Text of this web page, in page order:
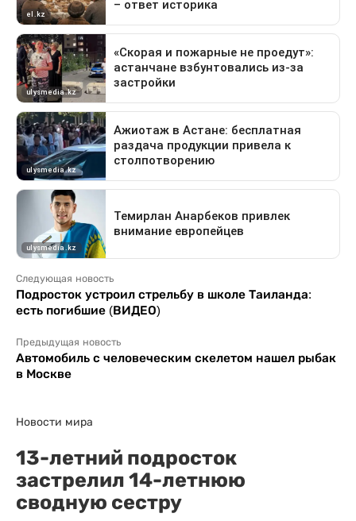
Следующая новость
Подросток устроил стрельбу в школе Таиланда:
есть погибшие (ВИДЕО)
Предыдущая новость
Автомобиль с человеческим скелетом нашел рыбак
в Москве
Новости мира
13-летний подросток
застрелил 14-летнюю
сводную сестру